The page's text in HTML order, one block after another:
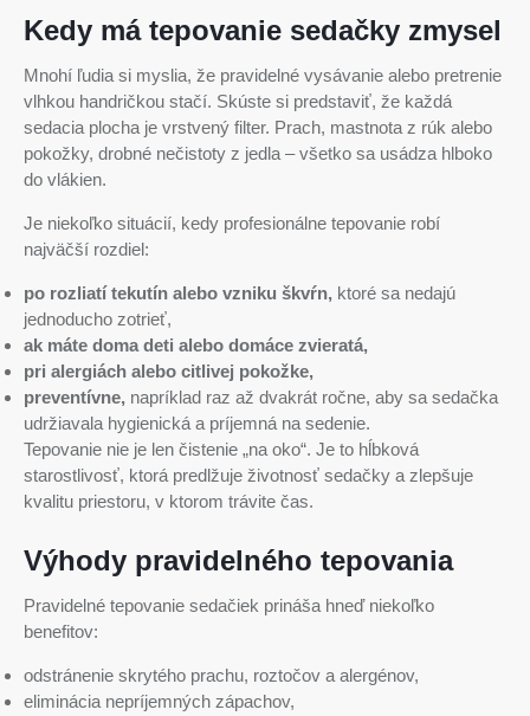
Kedy má tepovanie sedačky zmysel
Mnohí ľudia si myslia, že pravidelné vysávanie alebo pretrenie
vlhkou handričkou stačí. Skúste si predstaviť, že každá
sedacia plocha je vrstvený filter. Prach, mastnota z rúk alebo
pokožky, drobné nečistoty z jedla – všetko sa usádza hlboko
do vlákien.
Je niekoľko situácií, kedy profesionálne tepovanie robí
najväčší rozdiel:
po rozliatí tekutín alebo vzniku škvŕn, ktoré sa nedajú
jednoducho zotrieť,
ak máte doma deti alebo domáce zvieratá,
pri alergiách alebo citlivej pokožke,
preventívne, napríklad raz až dvakrát ročne, aby sa sedačka
udržiavala hygienická a príjemná na sedenie.
Tepovanie nie je len čistenie „na oko“. Je to hĺbková
starostlivosť, ktorá predlžuje životnosť sedačky a zlepšuje
kvalitu priestoru, v ktorom trávite čas.
Výhody pravidelného tepovania
Pravidelné tepovanie sedačiek prináša hneď niekoľko
benefitov:
odstránenie skrytého prachu, roztočov a alergénov,
eliminácia nepríjemných zápachov,